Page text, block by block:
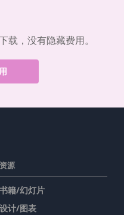
载，没有隐藏费用。
资源
书籍/幻灯片
设计/图表